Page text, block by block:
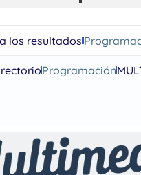
los resultados
Programación